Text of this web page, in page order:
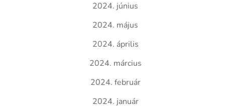
2024. június
2024. május
2024. április
2024. március
2024. február
2024. január